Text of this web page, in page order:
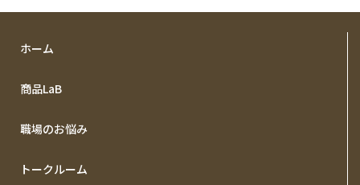
ホーム
商品LaB
職場のお悩み
トークルーム